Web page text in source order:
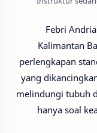
Febri
Kalimantan
perlengkapan
yang
melindungi tubuh
hanya soal